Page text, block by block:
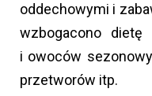
oddechowymi i
wzbogacono
i owoców
przetworów itp.